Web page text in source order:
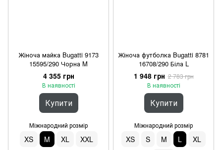
Жіноча майка Bugatti 9173
15595/290 Чорна M
4 355 грн
В наявності
Купити
Міжнародний розмір
XS M XL XXL
Жіноча футболка Bugatti 8781
16708/290 Біла L
1 948 грн 2 783 грн
В наявності
Купити
Міжнародний розмір
XS S M L
XL